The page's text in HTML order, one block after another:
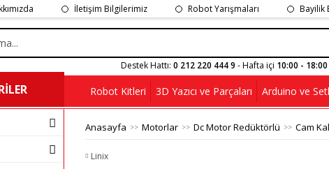
İletişim Bilgilerimiz Robot Yarışmaları Bayilik
Destek Hattı: 0 212 220 444 9 - Hafta içi 10:00 -
Robot Kitleri 3D Yazıcı ve Parçaları Arduino ve
Anasayfa Motorlar Dc Motor Redüktörlü Cam
Linix